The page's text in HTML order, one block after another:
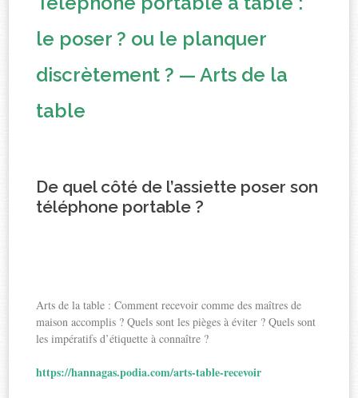
le poser ? ou le planquer
discrètement ? — Arts de la
table
De quel côté de l’assiette poser son
téléphone portable ?
Arts de la table : Comment recevoir comme des maîtres de
maison accomplis ? Quels sont les pièges à éviter ? Quels sont
les impératifs d’étiquette à connaître ?
https://hannagas.podia.com/arts-table-recevoir